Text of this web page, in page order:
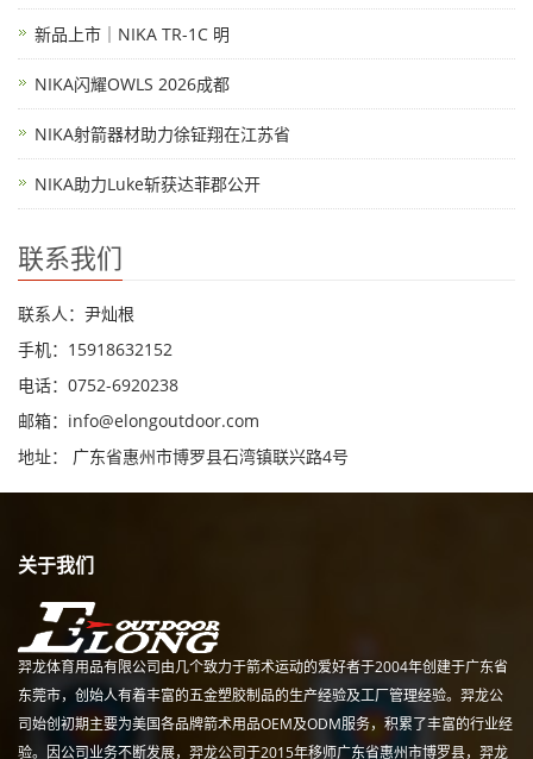
新品上市｜NIKA TR-1C 明
NIKA闪耀OWLS 2026成都
NIKA射箭器材助力徐钲翔在江苏省
NIKA助力Luke斩获达菲郡公开
联系我们
联系人：尹灿根
手机：15918632152
电话：0752-6920238
邮箱： info@elongoutdoor.com
地址： 广东省惠州市博罗县石湾镇联兴路4号
关于我们
羿龙体育用品有限公司由几个致力于箭术运动的爱好者于2004年创建于广东省
东莞市，创始人有着丰富的五金塑胶制品的生产经验及工厂管理经验。羿龙公
司始创初期主要为美国各品牌箭术用品OEM及ODM服务，积累了丰富的行业经
验。因公司业务不断发展，羿龙公司于2015年移师广东省惠州市博罗县，羿龙